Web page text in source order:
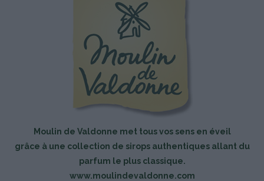
Moulin de Valdonne met tous vos sens en éveil
grâce à une collection de sirops authentiques allant du
parfum le plus classique.
www.moulindevaldonne.com